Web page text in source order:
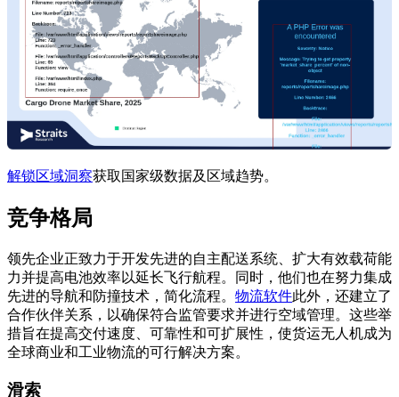
解锁区域洞察获取国家级数据及区域趋势。
竞争格局
领先企业正致力于开发先进的自主配送系统、扩大有效载荷能
力并提高电池效率以延长飞行航程。同时，他们也在努力集成
先进的导航和防撞技术，简化流程。 物流软件此外，还建立了
合作伙伴关系，以确保符合监管要求并进行空域管理。这些举
措旨在提高交付速度、可靠性和可扩展性，使货运无人机成为
全球商业和工业物流的可行解决方案。
滑索